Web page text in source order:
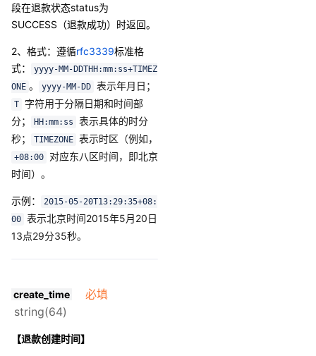
段在退款状态status为
SUCCESS（退款成功）时返回。
2、格式： 遵循rfc3339标准格
式：
yyyy-MM-DDTHH:mm:ss+TIMEZ
ONE 。 yyyy-MM-DD 表示年月日；
T
字符用于分隔日期和时间部
分；
HH:mm:ss
表示具体的时分
秒；
TIMEZONE 表示时区（例如，
+08:00
对应东八区时间，即北京
时间）。
示例：
2015-05-20T13:29:35+08:
00 表示北京时间2015年5月20日
13点29分35秒。
create_time
必填
string(64)
【退款创建时间】